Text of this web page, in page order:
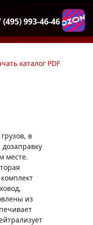
(495) 993-46-46
каталог PDF
в
месте.
из